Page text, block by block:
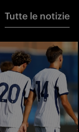
Tutte le notizie